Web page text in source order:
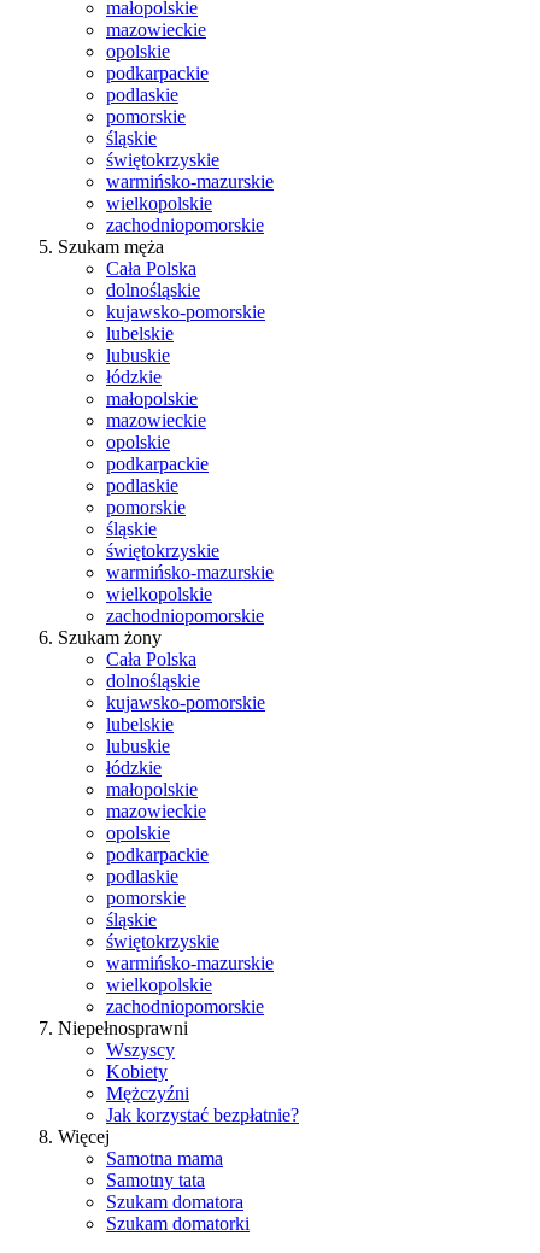
małopolskie
mazowieckie
opolskie
podkarpackie
podlaskie
pomorskie
śląskie
świętokrzyskie
warmińsko-mazurskie
wielkopolskie
zachodniopomorskie
Szukam męża
Cała Polska
dolnośląskie
kujawsko-pomorskie
lubelskie
lubuskie
łódzkie
małopolskie
mazowieckie
opolskie
podkarpackie
podlaskie
pomorskie
śląskie
świętokrzyskie
warmińsko-mazurskie
wielkopolskie
zachodniopomorskie
Szukam żony
Cała Polska
dolnośląskie
kujawsko-pomorskie
lubelskie
lubuskie
łódzkie
małopolskie
mazowieckie
opolskie
podkarpackie
podlaskie
pomorskie
śląskie
świętokrzyskie
warmińsko-mazurskie
wielkopolskie
zachodniopomorskie
Niepełnosprawni
Wszyscy
Kobiety
Mężczyźni
Jak korzystać bezpłatnie?
Więcej
Samotna mama
Samotny tata
Szukam domatora
Szukam domatorki